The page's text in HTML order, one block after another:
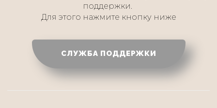
поддержки.
Для этого нажмите кнопку ниже
СЛУЖБА ПОДДЕРЖКИ